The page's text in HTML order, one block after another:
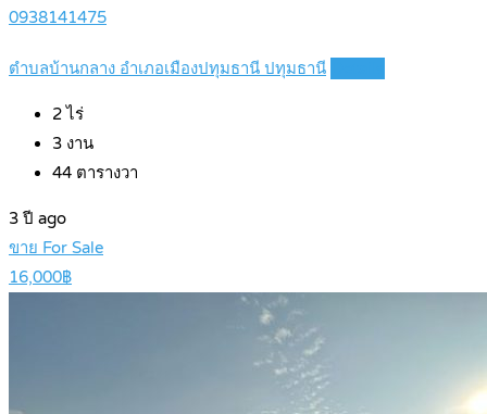
0938141475
ตำบลบ้านกลาง อำเภอเมืองปทุมธานี ปทุมธานี
2ไร่
3 งาน
44 ตารางวา
3 ปี ago
ขาย For Sale
16,000฿